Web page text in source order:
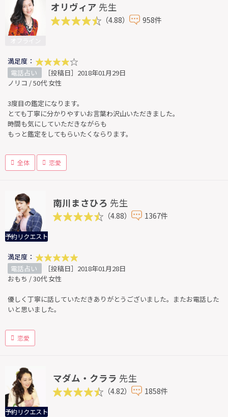
オリヴィア 先生
（4.88） 958件
満足度：
電話占い
［投稿日］2018年01月29日
ノリコ / 50代 女性
3度目の鑑定になります。
とても丁寧に分かりやすいお言葉わ沢山いただきました。
時間も気にしていただきながらも
もっと鑑定をしてもらいたくならります。
全体 恋愛
予約リクエスト
南川まさひろ 先生
（4.88） 1367件
満足度：
電話占い
［投稿日］2018年01月28日
おもち / 30代 女性
優しく丁寧に話していただきありがとうございました。またお電話した
いと思いました。
恋愛
予約リクエスト
マダム・クララ 先生
（4.82） 1858件